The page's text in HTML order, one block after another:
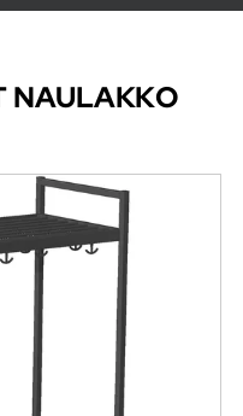
NAULAKKO